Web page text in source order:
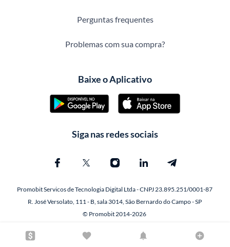
Perguntas frequentes
Problemas com sua compra?
Baixe o Aplicativo
Siga nas redes sociais
Promobit Servicos de Tecnologia Digital Ltda - CNPJ 23.895.251/0001-87
R. José Versolato, 111 - B, sala 3014, São Bernardo do Campo - SP
© Promobit 2014-2026